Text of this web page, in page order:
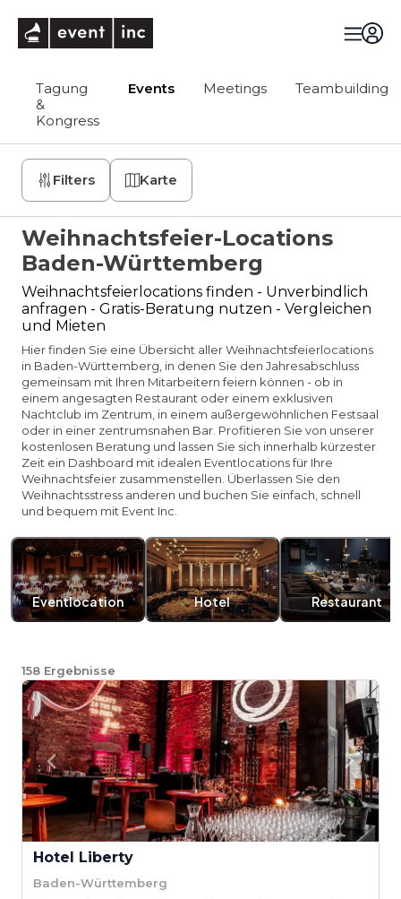
Tagung
&
Kongress
Events Meetings Teambuilding
Filters Karte
Weihnachtsfeier-Locations
Baden-Württemberg
Weihnachtsfeierlocations finden - Unverbindlich
anfragen - Gratis-Beratung nutzen - Vergleichen
und Mieten
Hier finden Sie eine Übersicht aller Weihnachtsfeierlocations
in Baden-Württemberg, in denen Sie den Jahresabschluss
gemeinsam mit Ihren Mitarbeitern feiern können - ob in
einem angesagten Restaurant oder einem exklusiven
Nachtclub im Zentrum, in einem außergewöhnlichen Festsaal
oder in einer zentrumsnahen Bar. Profitieren Sie von unserer
kostenlosen Beratung und lassen Sie sich innerhalb kürzester
Zeit ein Dashboard mit idealen Eventlocations für Ihre
Weihnachtsfeier zusammenstellen. Überlassen Sie den
Weihnachtsstress anderen und buchen Sie einfach, schnell
und bequem mit Event Inc.
Eventlocation Hotel Restaurant
158 Ergebnisse
Hotel Liberty
Baden-Württemberg